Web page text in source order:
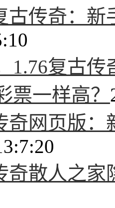
古传奇：
1.76复古
票一样高？
奇网页版
奇散人之